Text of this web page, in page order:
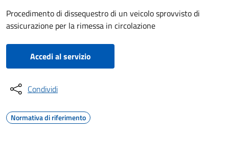
Procedimento di dissequestro di un veicolo sprovvisto di
assicurazione per la rimessa in circolazione
Accedi al servizio
Condividi
Normativa di riferimento